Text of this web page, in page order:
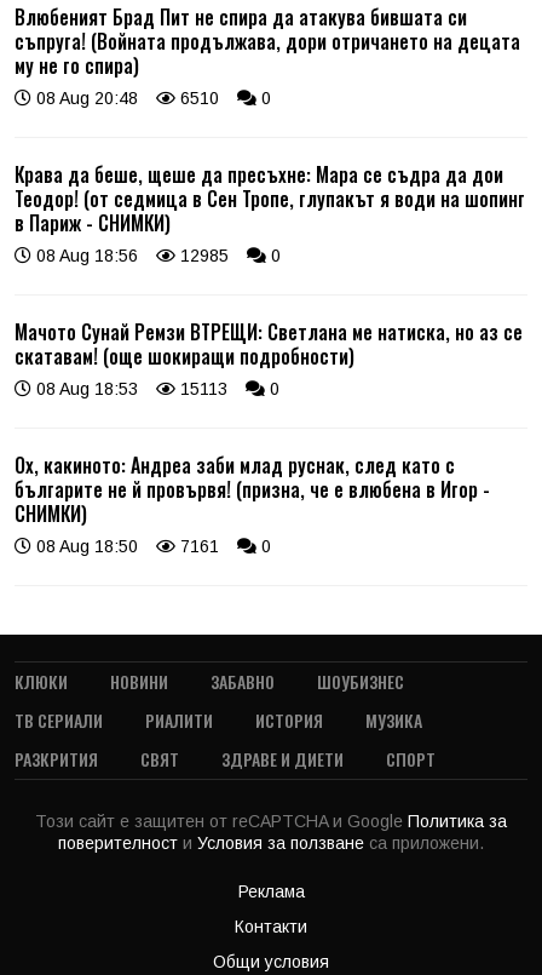
Влюбеният Брад Пит не спира да атакува бившата си
съпруга! (Войната продължава, дори отричането на децата
му не го спира)
08 Aug 20:48 6510 0
Крава да беше, щеше да пресъхне: Мара се съдра да дои
Теодор! (от седмица в Сен Тропе, глупакът я води на шопинг
в Париж - СНИМКИ)
08 Aug 18:56 12985 0
Мачото Сунай Ремзи ВТРЕЩИ: Светлана ме натиска, но аз се
скатавам! (още шокиращи подробности)
08 Aug 18:53 15113 0
Ох, какиното: Андреа заби млад руснак, след като с
българите не й провървя! (призна, че е влюбена в Игор -
СНИМКИ)
08 Aug 18:50 7161 0
КЛЮКИ НОВИНИ ЗАБАВНО
ШОУБИЗНЕС
ТВ СЕРИАЛИ
РИАЛИТИ ИСТОРИЯ
МУЗИКА
РАЗКРИТИЯ
СВЯТ ЗДРАВЕ И ДИЕТИ СПОРТ
Този сайт е защитен от reCAPTCHA и Google Политика за
поверителност и Условия за ползване са приложени.
Реклама
Контакти
Общи условия